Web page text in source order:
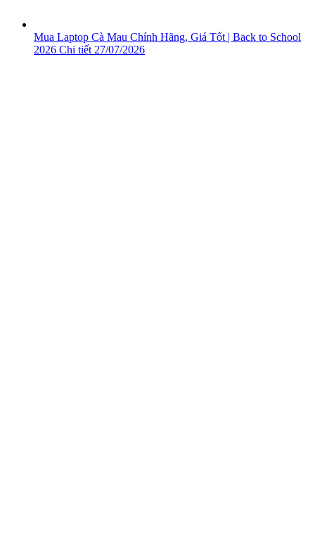
Mua Laptop Cà Mau Chính Hãng, Giá Tốt | Back to School
2026 Chi tiết 27/07/2026